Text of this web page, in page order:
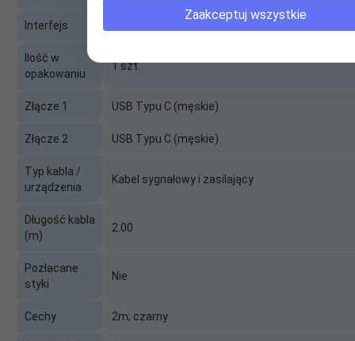
Interfejs
Ilość w
opakowaniu
1 szt.
Złącze 1 USB Typu C (męskie)
Złącze 2 USB Typu C (męskie)
Typ kabla /
urządzenia
Kabel sygnałowy i zasilający
Długość kabla
(m)
2.00
Pozłacane
styki
Nie
Cechy 2m; czarny
Zaakceptuj wszystkie